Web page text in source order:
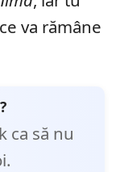
va rămâne
ca să nu